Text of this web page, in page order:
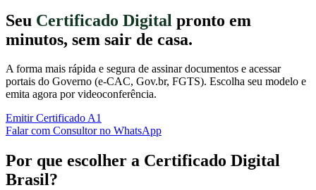
Seu Certificado Digital pronto em
minutos, sem sair de casa.
A forma mais rápida e segura de assinar documentos e acessar
portais do Governo (e-CAC, Gov.br, FGTS). Escolha seu modelo e
emita agora por videoconferência.
Emitir Certificado A1
Falar com Consultor no WhatsApp
Por que escolher a Certificado Digital
Brasil?